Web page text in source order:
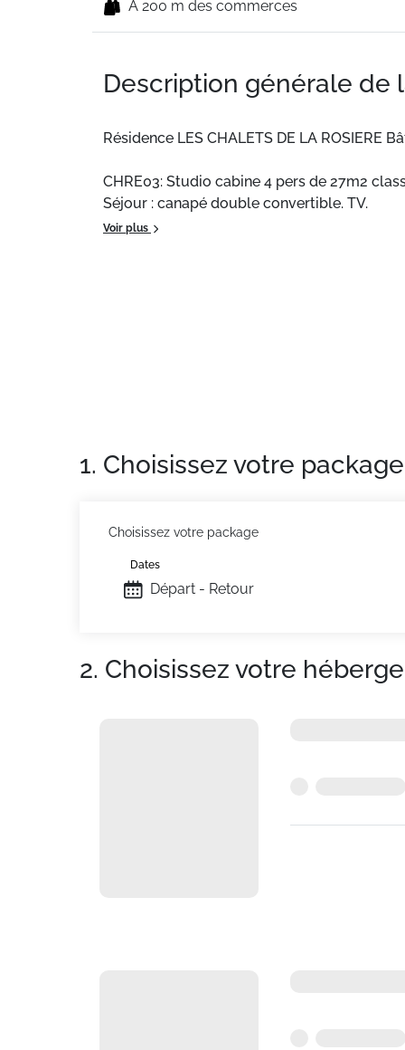
A 200 m des commerces
Description générale de
Résidence LES CHALETS DE LA ROSIERE
CHRE03: Studio cabine 4 pers de 27m2
Séjour : canapé double convertible. TV.
Cabine : 1 lit superposés
À La Rosiere. Commerces à
Voir plus
1. Choisissez votre package
Choisissez votre package
Départ - Retour
Dates
2. Choisissez votre